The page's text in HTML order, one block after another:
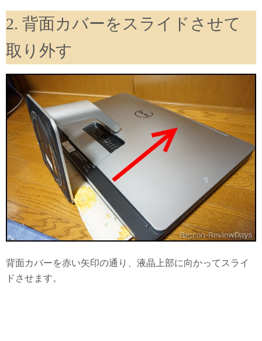
2. 背面カバーをスライドさせて
取り外す
背面カバーを赤い矢印の通り、液晶上部に向かってスライ
ドさせます。